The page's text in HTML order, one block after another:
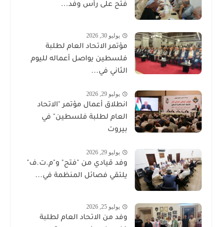
فتح على رأس وفد...
يوليو 30, 2026
مؤتمر الاتحاد العام لطلبة
فلسطين يواصل أعماله لليوم
الثاني في...
يوليو 29, 2026
انطلاق أعمال مؤتمر "الاتحاد
العام لطلبة فلسطين" في
بيروت
يوليو 29, 2026
وفد قيادي من "فتح" و"م.ت.ف"
يلتقي فصائل المنظمة في...
يوليو 25, 2026
وفد من الاتحاد العام لطلبة